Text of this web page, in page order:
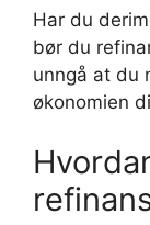
Har du
bør du
unngå at du
økonomien